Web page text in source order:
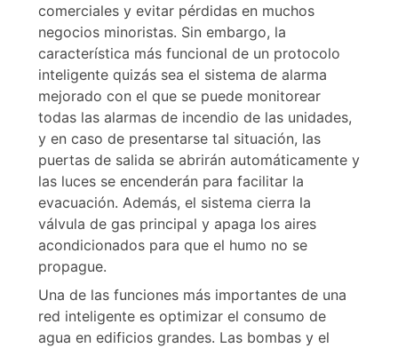
comerciales y evitar pérdidas en muchos
negocios minoristas. Sin embargo, la
característica más funcional de un protocolo
inteligente quizás sea el sistema de alarma
mejorado con el que se puede monitorear
todas las alarmas de incendio de las unidades,
y en caso de presentarse tal situación, las
puertas de salida se abrirán automáticamente y
las luces se encenderán para facilitar la
evacuación. Además, el sistema cierra la
válvula de gas principal y apaga los aires
acondicionados para que el humo no se
propague.
Una de las funciones más importantes de una
red inteligente es optimizar el consumo de
agua en edificios grandes. Las bombas y el